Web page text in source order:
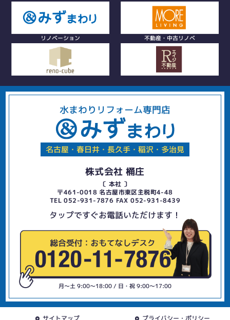
リノベーション 不動産・中古リノベ
水まわりリフォーム専門店
名古屋・春日井・長久手・稲沢・多治見
株式会社 桶庄
〔 本社 〕
〒461-0018 名古屋市東区主税町4-48
TEL 052-931-7876 FAX 052-931-8439
タップですぐお電話いただけます！
月〜土 9:00〜18:00 / 日・祝 9:00〜17:00
サイトマップ プライバシー・ポリシー